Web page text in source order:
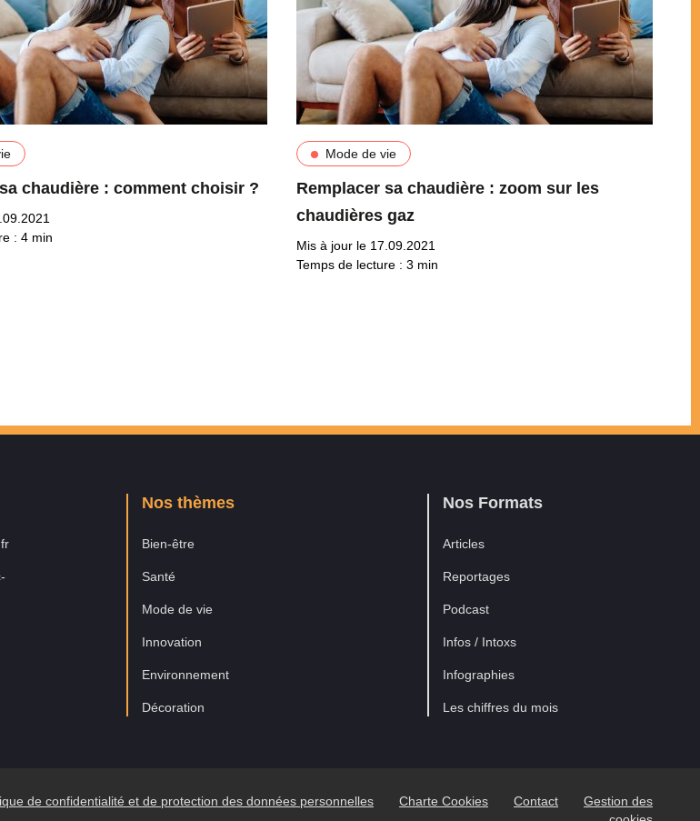
chaudière : comment choisir ?
: 4 min
Mode de vie
Remplacer sa chaudière : zoom sur les
chaudières gaz
Mis à jour le 17.09.2021
Temps de lecture : 3 min
Nos thèmes
Bien-être
Santé
Mode de vie
Innovation
Environnement
Décoration
Nos Formats
Articles
Reportages
Podcast
Infos / Intoxs
Infographies
Les chiffres du mois
de confidentialité et de protection des données personnelles Charte Cookies Contact
Gestion des